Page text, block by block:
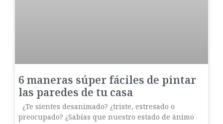
6 maneras súper fáciles de pintar
las paredes de tu casa
¿Te sientes desanimado? ¿triste, estresado o
preocupado? ¿Sabías que nuestro estado de ánimo